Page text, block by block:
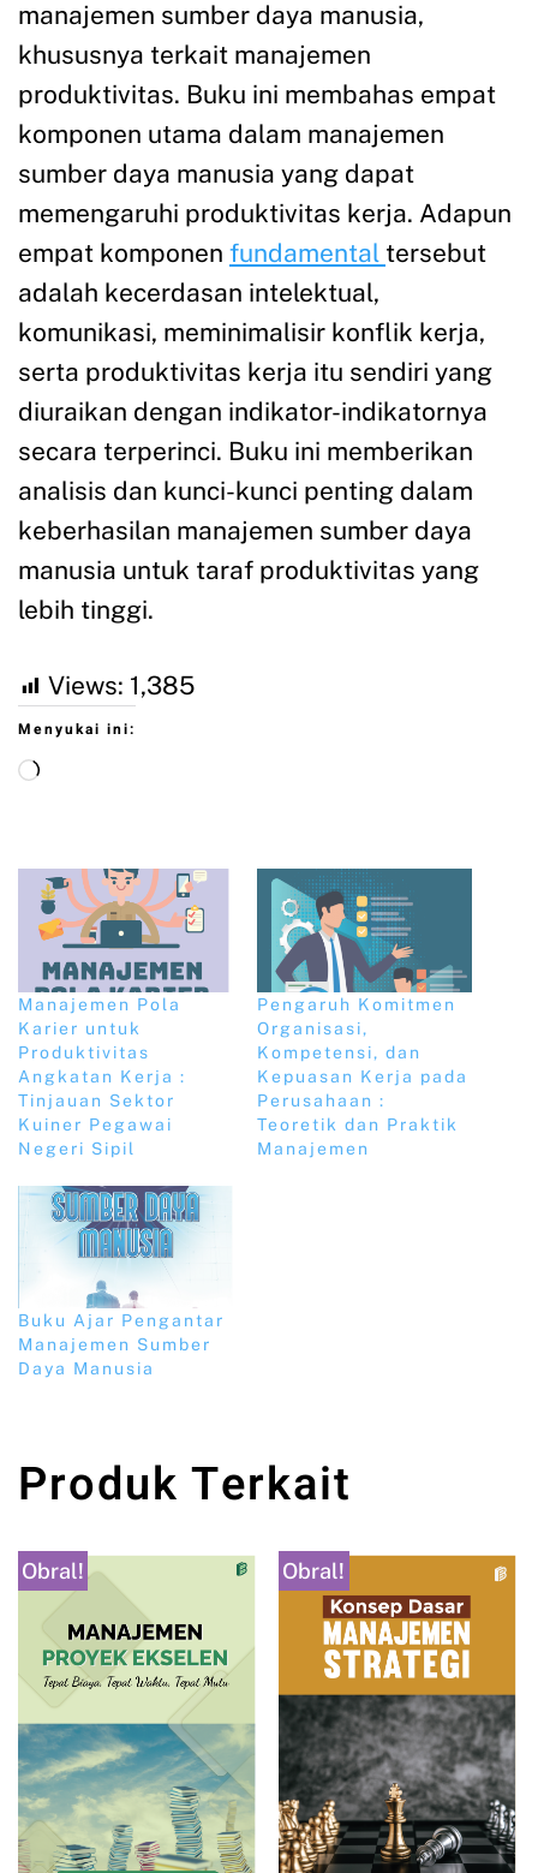
manajemen sumber daya manusia,
khususnya terkait manajemen
produktivitas. Buku ini membahas empat
komponen utama dalam manajemen
sumber daya manusia yang dapat
memengaruhi produktivitas kerja. Adapun
empat komponen fundamental tersebut
adalah kecerdasan intelektual,
komunikasi, meminimalisir konflik kerja,
serta produktivitas kerja itu sendiri yang
diuraikan dengan indikator-indikatornya
secara terperinci. Buku ini memberikan
analisis dan kunci-kunci penting dalam
keberhasilan manajemen sumber daya
manusia untuk taraf produktivitas yang
lebih tinggi.
Views: 1,385
Menyukai ini:
Manajemen Pola
Karier untuk
Produktivitas
Angkatan Kerja :
Tinjauan Sektor
Kuiner Pegawai
Negeri Sipil
Pengaruh Komitmen
Organisasi,
Kompetensi, dan
Kepuasan Kerja pada
Perusahaan :
Teoretik dan Praktik
Manajemen
Buku Ajar Pengantar
Manajemen Sumber
Daya Manusia
Produk Terkait
Obral! Obral!